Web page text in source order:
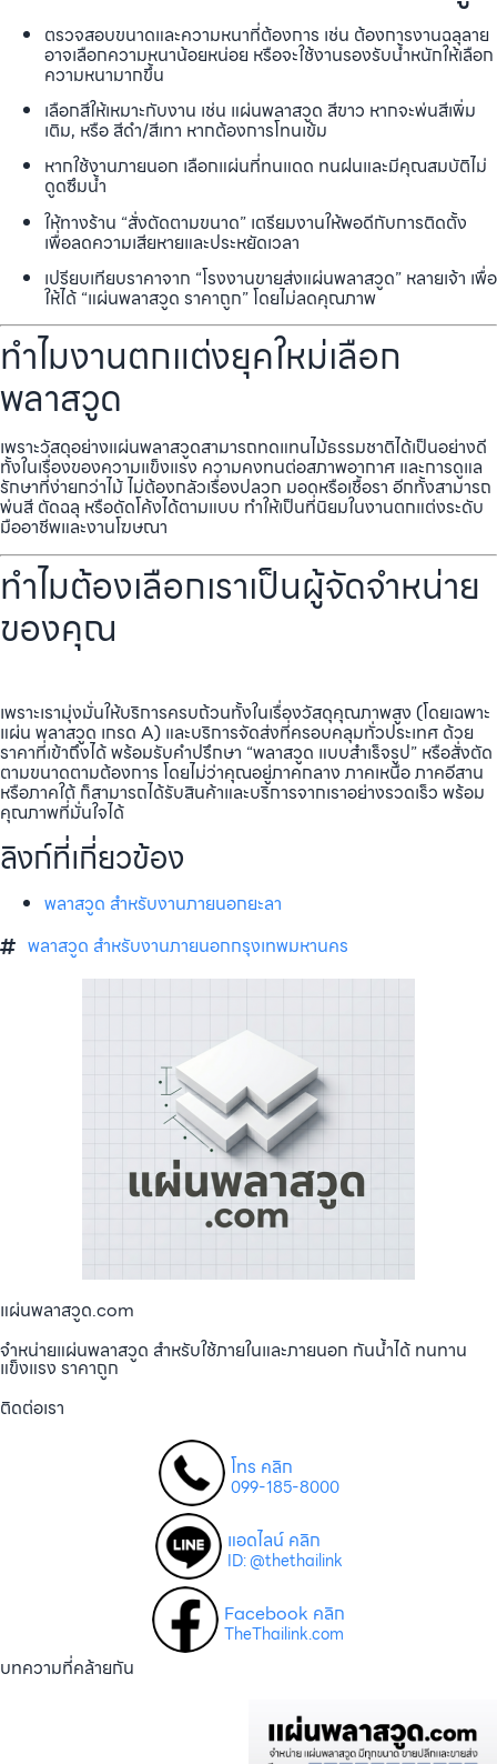
ตรวจสอบขนาดและความหนาที่ต้องการ เช่น ต้องการงานฉลุลาย
อาจเลือกความหนาน้อยหน่อย หรือจะใช้งานรองรับน้ำหนักให้เลือก
ความหนามากขึ้น
เลือกสีให้เหมาะกับงาน เช่น แผ่นพลาสวูด สีขาว หากจะพ่นสีเพิ่ม
เติม, หรือ สีดำ/สีเทา หากต้องการโทนเข้ม
หากใช้งานภายนอก เลือกแผ่นที่ทนแดด ทนฝนและมีคุณสมบัติไม่
ดูดซึมน้ำ
ให้ทางร้าน “สั่งตัดตามขนาด” เตรียมงานให้พอดีกับการติดตั้ง
เพื่อลดความเสียหายและประหยัดเวลา
เปรียบเทียบราคาจาก “โรงงานขายส่งแผ่นพลาสวูด” หลายเจ้า เพื่อ
ให้ได้ “แผ่นพลาสวูด ราคาถูก” โดยไม่ลดคุณภาพ
ทำไมงานตกแต่งยุคใหม่เลือก
พลาสวูด
เพราะวัสดุอย่างแผ่นพลาสวูดสามารถทดแทนไม้ธรรมชาติได้เป็นอย่างดี
ทั้งในเรื่องของความแข็งแรง ความคงทนต่อสภาพอากาศ และการดูแล
รักษาที่ง่ายกว่าไม้ ไม่ต้องกลัวเรื่องปลวก มอดหรือเชื้อรา อีกทั้งสามารถ
พ่นสี ตัดฉลุ หรือดัดโค้งได้ตามแบบ ทำให้เป็นที่นิยมในงานตกแต่งระดับ
มืออาชีพและงานโฆษณา
ทำไมต้องเลือกเราเป็นผู้จัดจำหน่าย
ของคุณ
เพราะเรามุ่งมั่นให้บริการครบถ้วนทั้งในเรื่องวัสดุคุณภาพสูง (โดยเฉพาะ
แผ่น พลาสวูด เกรด A) และบริการจัดส่งที่ครอบคลุมทั่วประเทศ ด้วย
ราคาที่เข้าถึงได้ พร้อมรับคำปรึกษา “พลาสวูด แบบสำเร็จรูป” หรือสั่งตัด
ตามขนาดตามต้องการ โดยไม่ว่าคุณอยู่ภาคกลาง ภาคเหนือ ภาคอีสาน
หรือภาคใต้ ก็สามารถได้รับสินค้าและบริการจากเราอย่างรวดเร็ว พร้อม
คุณภาพที่มั่นใจได้
ลิงก์ที่เกี่ยวข้อง
พลาสวูด สำหรับงานภายนอกยะลา
พลาสวูด สำหรับงานภายนอกกรุงเทพมหานคร
แผ่นพลาสวูด.com
จำหน่ายแผ่นพลาสวูด สำหรับใช้ภายในและภายนอก กันน้ำได้ ทนทาน
แข็งแรง ราคาถูก
ติดต่อเรา
โทร คลิก
099-185-8000
แอดไลน์ คลิก
ID: @thethailink
Facebook คลิก
TheThailink.com
บทความที่คล้ายกัน